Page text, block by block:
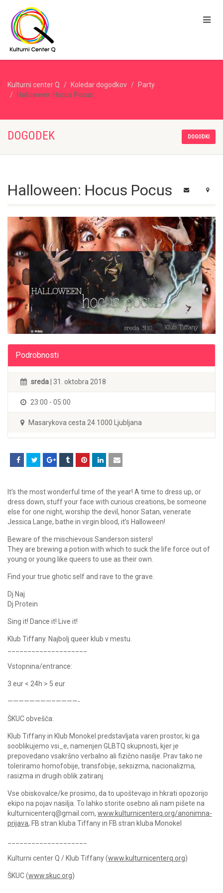
Kulturni center Q Koledar dogodkov
Party
Halloween: Hocus Pocus
DOGODEK DOGODKI
Halloween: Hocus Pocus
Podrobnosti
sreda | 31. oktobra 2018
23:00 - 05:00
Masarykova cesta 24 1000 Ljubljana
It’s the most wonderful time of the year! A time to dress up, or
dress down, stuff your face with curious creations, be someone
else for one night, worship the devil, honor Satan, venerate
Jessica Lange, bathe in virgin blood, it’s Halloween!
Beware of the mischievous Sanderson sisters!
They are brewing a potion with which to suck the life force out of
young or young like queers to use as their own.
Find your true ghotic self and rave to the grave.
Dj Naj
Dj Protein
Sing it! Dance it! Live it!
Klub Tiffany. Najbolj queer klub v mestu.
Vstopnina/entrance:
3 eur < 24h > 5 eur
————————–————-
ŠKUC obvešča:
Klub Tiffany in Klub Monokel predstavljata varen prostor, ki ga
sooblikujemo vsi_e, namenjen GLBTQ skupnosti, kjer je
prepovedano vsakršno verbalno ali fizično nasilje. Prav tako ne
toleriramo homofobije, transfobije, seksizma, nacionalizma,
rasizma in drugih oblik zatiranj.
Vse obiskovalce/ke prosimo, da to upoštevajo in hkrati opozorijo
ekipo na pojav nasilja. To lahko storite osebno ali nam pišete na
kulturnicenterq@gmail.com, www.kulturnicenterq.org/anonimna-
prijava, FB stran kluba Tiffany in FB stran kluba Monokel
Kulturni center Q / Klub Tiffany (www.kulturnicenterq.org)
ŠKUC (www.skuc.org)